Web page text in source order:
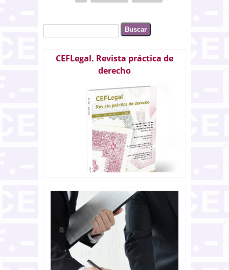
Formulario de búsqueda
Buscar
CEFLegal. Revista práctica de
derecho